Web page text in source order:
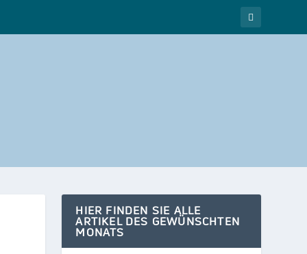
HIER FINDEN SIE ALLE
ARTIKEL DES GEWÜNSCHTEN
MONATS